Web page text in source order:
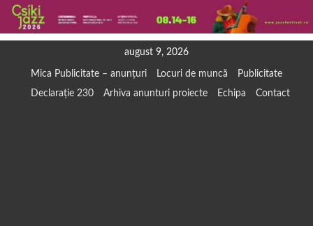
august 9, 2026
Mica Publicitate – anunțuri Locuri de muncă
Publicitate
Declarație 230
Arhiva anunturi proiecte Echipa Contact